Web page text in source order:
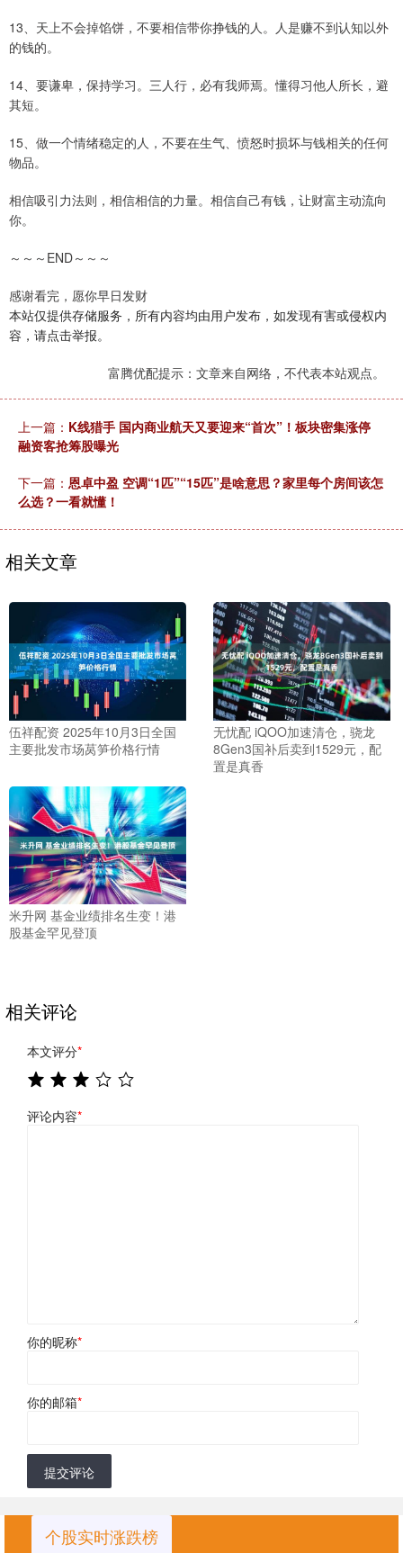
13、天上不会掉馅饼，不要相信带你挣钱的人。人是赚不到认知以外
的钱的。
14、要谦卑，保持学习。三人行，必有我师焉。懂得习他人所长，避
其短。
15、做一个情绪稳定的人，不要在生气、愤怒时损坏与钱相关的任何
物品。
相信吸引力法则，相信相信的力量。相信自己有钱，让财富主动流向
你。
～～～END～～～
感谢看完，愿你早日发财
本站仅提供存储服务，所有内容均由用户发布，如发现有害或侵权内
容，请点击举报。
富腾优配提示：文章来自网络，不代表本站观点。
上一篇： K线猎手 国内商业航天又要迎来“首次”！板块密集涨停
融资客抢筹股曝光
下一篇： 恩卓中盈 空调“1匹”“15匹”是啥意思？家里每个房间该怎
么选？一看就懂！
相关文章
伍祥配资 2025年10月3日全国
主要批发市场莴笋价格行情
无忧配 iQOO加速清仓，骁龙
8Gen3国补后卖到1529元，配
置是真香
米升网 基金业绩排名生变！港
股基金罕见登顶
相关评论
本文评分*
评论内容*
你的昵称*
你的邮箱*
提交评论
个股实时涨跌榜